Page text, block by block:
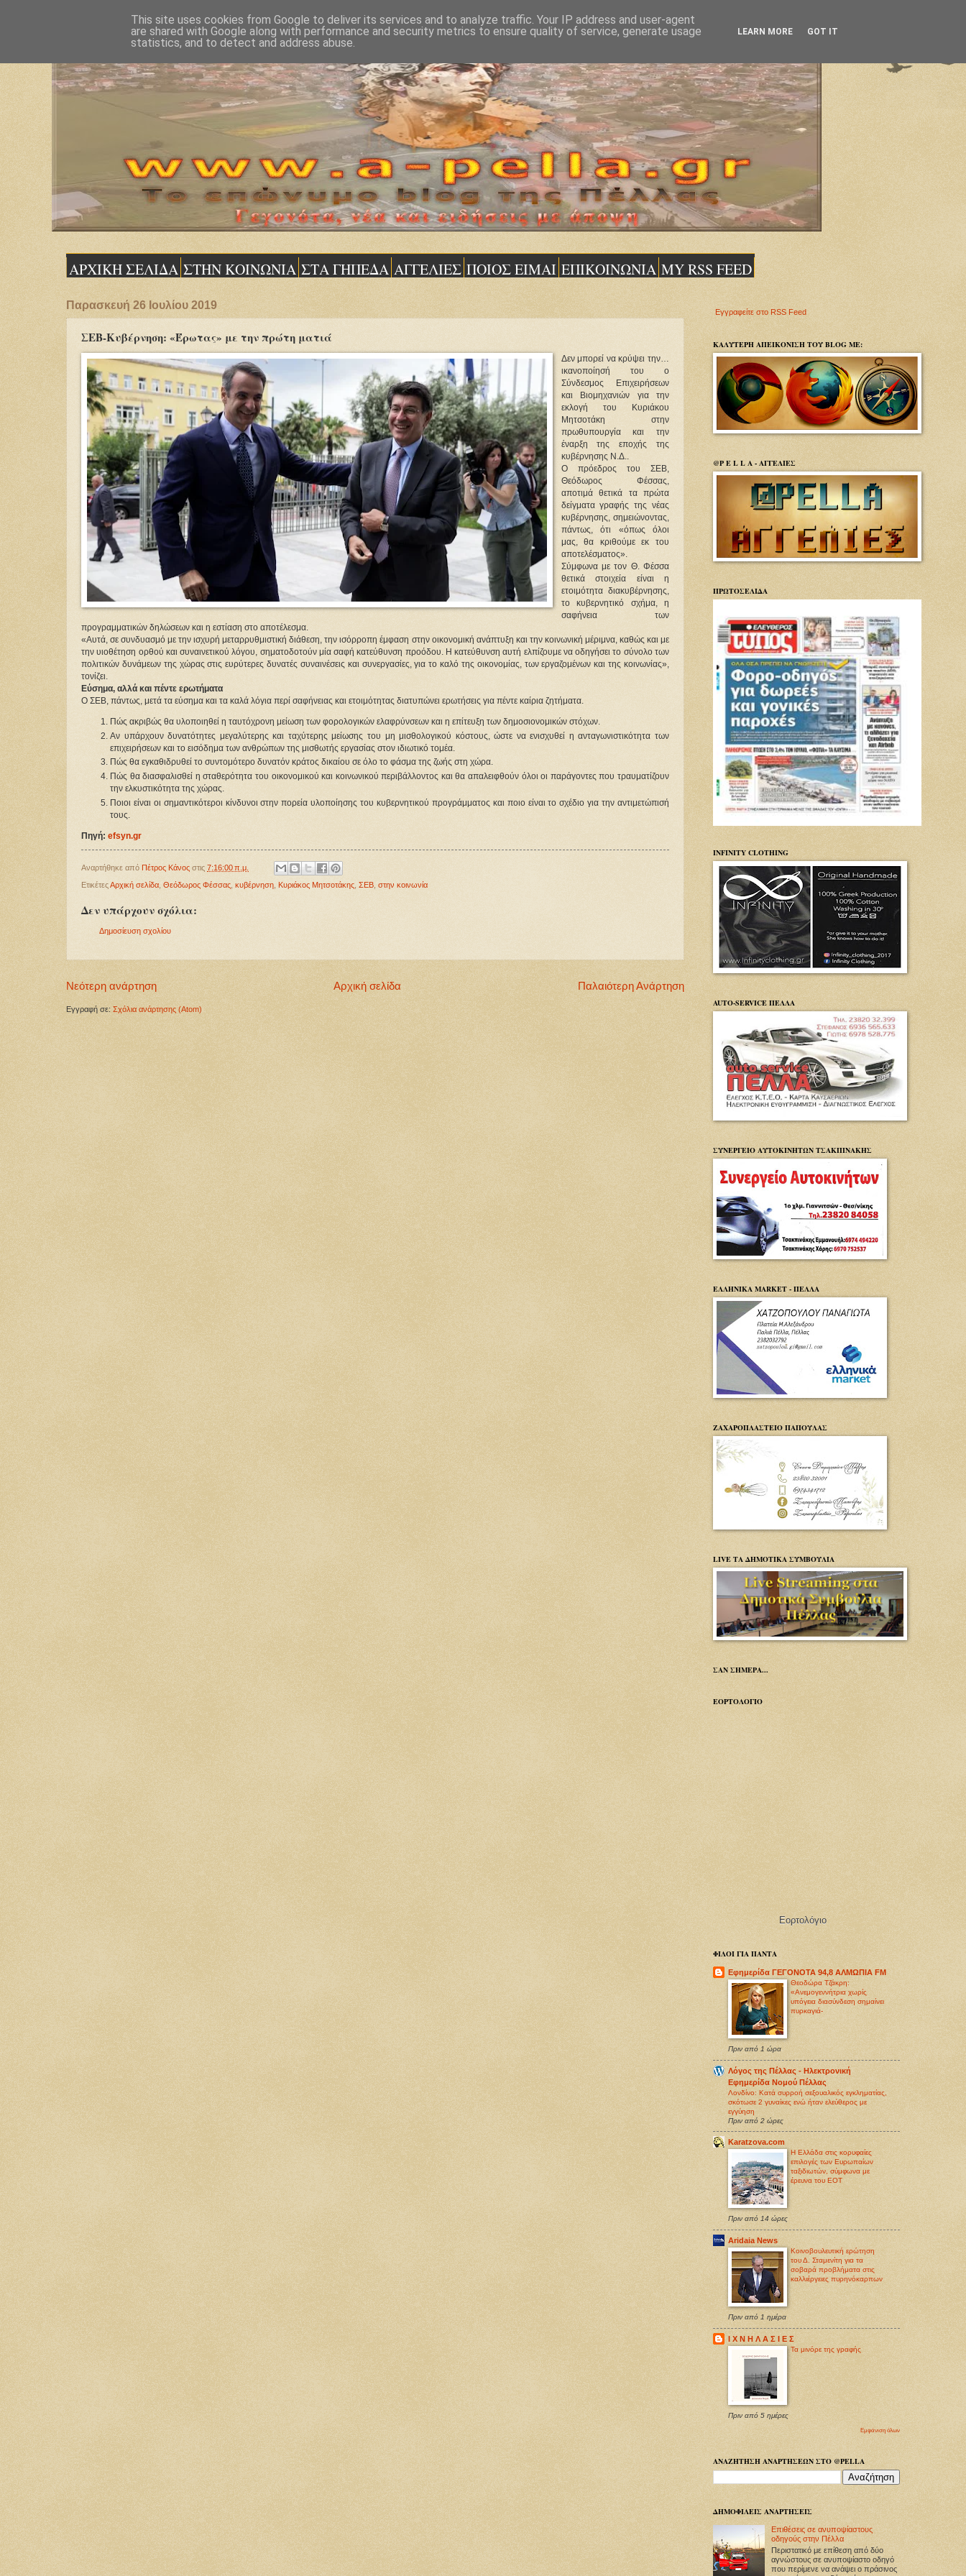
ΑΡΧΙΚΗ ΣΕΛΙΔΑ ΣΤΗΝ ΚΟΙΝΩΝΙΑ ΣΤΑ ΓΗΠΕΔΑ ΑΓΓΕΛΙΕΣ ΠΟΙΟΣ ΕΙΜΑΙ ΕΠΙΚΟΙΝΩΝΙΑ MY RSS FEED
Παρασκευή 26 Ιουλίου 2019
ΣΕΒ-Κυβέρνηση: «Έρωτας» με την πρώτη ματιά
Δεν μπορεί να κρύψει την…
ικανοποίησή του ο
Σύνδεσμος Επιχειρήσεων
και Βιομηχανιών για την
εκλογή του Κυριάκου
Μητσοτάκη στην
πρωθυπουργία και την
έναρξη της εποχής της
κυβέρνησης Ν.Δ..
Ο πρόεδρος του ΣΕΒ,
Θεόδωρος Φέσσας,
αποτιμά θετικά τα πρώτα
δείγματα γραφής της νέας
κυβέρνησης, σημειώνοντας,
πάντως, ότι «όπως όλοι
μας, θα κριθούμε εκ του
αποτελέσματος».
Σύμφωνα με τον Θ. Φέσσα
θετικά στοιχεία είναι η
ετοιμότητα διακυβέρνησης,
το κυβερνητικό σχήμα, η
σαφήνεια των
προγραμματικών δηλώσεων και η εστίαση στο αποτέλεσμα.
«Αυτά, σε συνδυασμό με την ισχυρή μεταρρυθμιστική διάθεση, την ισόρροπη έμφαση στην οικονομική ανάπτυξη και την κοινωνική μέριμνα, καθώς και με
την υιοθέτηση ορθού και συναινετικού λόγου, σηματοδοτούν μία σαφή κατεύθυνση προόδου. Η κατεύθυνση αυτή ελπίζουμε να οδηγήσει το σύνολο των
πολιτικών δυνάμεων της χώρας στις ευρύτερες δυνατές συναινέσεις και συνεργασίες, για το καλό της οικονομίας, των εργαζομένων και της κοινωνίας»,
τονίζει.
Εύσημα, αλλά και πέντε ερωτήματα
Ο ΣΕΒ, πάντως, μετά τα εύσημα και τα καλά λόγια περί σαφήνειας και ετοιμότητας διατυπώνει ερωτήσεις για πέντε καίρια ζητήματα.
Πώς ακριβώς θα υλοποιηθεί η ταυτόχρονη μείωση των φορολογικών ελαφρύνσεων και η επίτευξη των δημοσιονομικών στόχων.
Αν υπάρχουν δυνατότητες μεγαλύτερης και ταχύτερης μείωσης του μη μισθολογικού κόστους, ώστε να ενισχυθεί η ανταγωνιστικότητα των
επιχειρήσεων και το εισόδημα των ανθρώπων της μισθωτής εργασίας στον ιδιωτικό τομέα.
Πώς θα εγκαθιδρυθεί το συντομότερο δυνατόν κράτος δικαίου σε όλο το φάσμα της ζωής στη χώρα.
Πώς θα διασφαλισθεί η σταθερότητα του οικονομικού και κοινωνικού περιβάλλοντος και θα απαλειφθούν όλοι οι παράγοντες που τραυματίζουν
την ελκυστικότητα της χώρας.
Ποιοι είναι οι σημαντικότεροι κίνδυνοι στην πορεία υλοποίησης του κυβερνητικού προγράμματος και ποιο είναι το σχέδιο για την αντιμετώπισή
τους.
Πηγή: efsyn.gr
Αναρτήθηκε από Πέτρος Κάνος στις 7:16:00 π.μ.
ΕτικέτεςΑρχική σελίδα Θεόδωρος Φέσσας κυβέρνηση Κυριάκος Μητσοτάκης ΣΕΒ στην κοινωνία
Δεν υπάρχουν σχόλια:
Δημοσίευση σχολίου
Νεότερη ανάρτηση Παλαιότερη Ανάρτηση
Αρχική σελίδα
Εγγραφή σε: Σχόλια ανάρτησης (Atom)
Εγγραφείτε στο RSS Feed
ΚΑΛΥΤΕΡΗ ΑΠΕΙΚΟΝΙΣΗ ΤΟΥ BLOG ΜΕ:
@P E L L A - ΑΓΓΕΛΙΕΣ
ΠΡΩΤΟΣΕΛΙΔΑ
INFINITY CLOTHING
AUTO-SERVICE ΠΕΛΛΑ
ΣΥΝΕΡΓΕΙΟ ΑΥΤΟΚΙΝΗΤΩΝ ΤΣΑΚΠΙΝΑΚΗΣ
ΕΛΛΗΝΙΚΑ MARKET - ΠΕΛΛΑ
ΖΑΧΑΡΟΠΛΑΣΤΕΙΟ ΠΑΠΟΥΛΑΣ
LIVE ΤΑ ΔΗΜΟΤΙΚΑ ΣΥΜΒΟΥΛΙΑ
ΣΑΝ ΣΗΜΕΡΑ...
ΕΟΡΤΟΛΟΓΙΟ
Εορτολόγιο
ΦΙΛΟΙ ΓΙΑ ΠΑΝΤΑ
Εφημερίδα ΓΕΓΟΝΟΤΑ 94,8 ΑΛΜΩΠΙΑ FM
Θεοδώρα Τζάκρη:
«Ανεμογεννήτρια χωρίς
υπόγεια διασύνδεση σημαίνει
πυρκαγιά-
Πριν από 1 ώρα
Λόγος της Πέλλας - Ηλεκτρονική
Εφημερίδα Νομού Πέλλας
Λονδίνο: Κατά συρροή σεξoυαλικός εγκληματίας,
σκότωσε 2 γυναίκες ενώ ήταν ελεύθερος με
εγγύηση
Πριν από 2 ώρες
Karatzova.com
Η Ελλάδα στις κορυφαίες
επιλογές των Ευρωπαίων
ταξιδιωτών, σύμφωνα με
έρευνα του ΕΟΤ
Πριν από 14 ώρες
Aridaia News
Κοινοβουλευτική ερώτηση
του Δ. Σταμενίτη για τα
σοβαρά προβλήματα στις
καλλιέργειες πυρηνόκαρπων
Πριν από 1 ημέρα
Ι Χ Ν Η Λ Α Σ Ι Ε Σ
Τα μινόρε της γραφής
Πριν από 5 ημέρες
Εμφάνιση όλων
ΑΝΑΖΗΤΗΣΗ ΑΝΑΡΤΗΣΕΩΝ ΣΤΟ @PELLA
ΔΗΜΟΦΙΛΕΙΣ ΑΝΑΡΤΗΣΕΙΣ
Επιθέσεις σε ανυποψίαστους
οδηγούς στην Πέλλα
Περιστατικό με επίθεση από δύο
αγνώστους σε ανυποψίαστο οδηγό
που περίμενε να ανάψει ο πράσινος
This site uses cookies from Google to deliver its services and to analyze traffic. Your IP address and user-agent
are shared with Google along with performance and security metrics to ensure quality of service, generate usage
statistics, and to detect and address abuse.
LEARN MORE GOT IT